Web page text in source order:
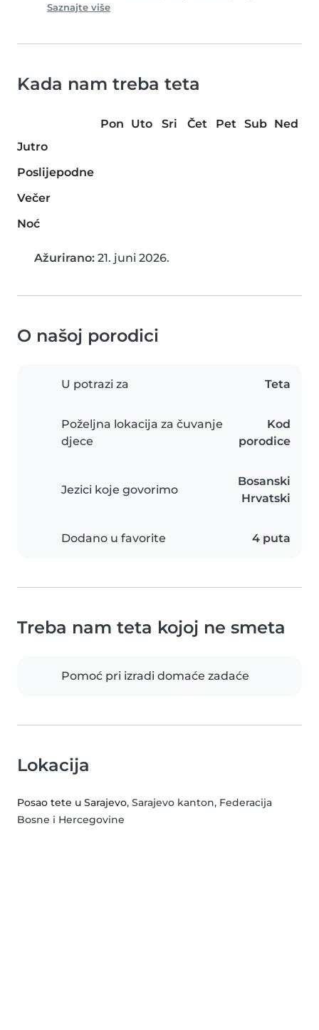
Saznajte više
Kada nam treba teta
Pon Uto Sri Čet Pet Sub Ned
Jutro
Poslijepodne
Večer
Noć
Ažurirano: 21. juni 2026.
O našoj porodici
U potrazi za Teta
Poželjna lokacija za čuvanje
djece
Kod
porodice
Jezici koje govorimo
Bosanski
Hrvatski
Dodano u favorite 4 puta
Treba nam teta kojoj ne smeta
Pomoć pri izradi domaće zadaće
Lokacija
Posao tete u Sarajevo, Sarajevo kanton, Federacija
Bosne i Hercegovine